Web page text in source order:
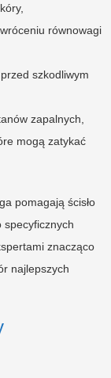
równowagi
szkodliwym
zapalnych,
mogą zatykać
pomagają ścisło
specyficznych
znacząco
najlepszych